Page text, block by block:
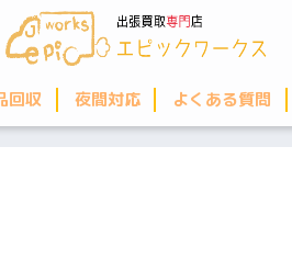
回収 夜間対応 よくある質問